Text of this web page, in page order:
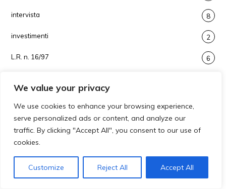
We value your privacy
We use cookies to enhance your browsing experience,
serve personalized ads or content, and analyze our
traffic. By clicking "Accept All", you consent to our use of
cookies.
Customize Reject All Accept All
intervista 8
investimenti 2
L.R. n. 16/97 6
lavoro e servizi
Legge